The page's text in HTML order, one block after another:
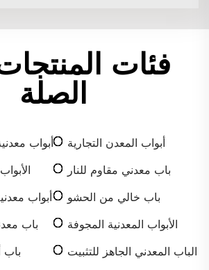
فئات
الصلة
أبواب المعدن التجارية
أبواب
باب معدني مقاوم للنار
باب خالي من الحشو
أبواب
الأبواب المعدنية المجوفة
باب
الباب المعدني الجاهز للتثبيت
باب